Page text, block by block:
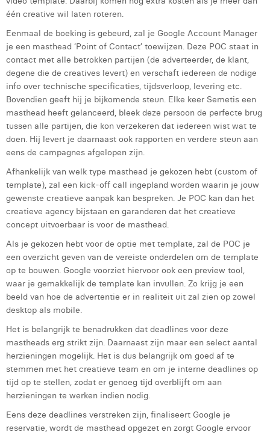
één creative wil laten roteren.
Eenmaal de boeking is gebeurd, zal je Google Account Manager
je een masthead ‘Point of Contact’ toewijzen. Deze POC staat in
contact met alle betrokken partijen (de adverteerder, de klant,
degene die de creatives levert) en verschaft iedereen de nodige
info over technische specificaties, tijdsverloop, levering etc.
Bovendien geeft hij je bijkomende steun. Elke keer Semetis een
masthead heeft gelanceerd, bleek deze persoon de perfecte brug
tussen alle partijen, die kon verzekeren dat iedereen wist wat te
doen. Hij levert je daarnaast ook rapporten en verdere steun aan
eens de campagnes afgelopen zijn.
Afhankelijk van welk type masthead je gekozen hebt (custom of
template), zal een kick-off call ingepland worden waarin je jouw
gewenste creatieve aanpak kan bespreken. Je POC kan dan het
creatieve agency bijstaan en garanderen dat het creatieve
concept uitvoerbaar is voor de masthead.
Als je gekozen hebt voor de optie met template, zal de POC je
een overzicht geven van de vereiste onderdelen om de template
op te bouwen. Google voorziet hiervoor ook een preview tool,
waar je gemakkelijk de template kan invullen. Zo krijg je een
beeld van hoe de advertentie er in realiteit uit zal zien op zowel
desktop als mobile.
Het is belangrijk te benadrukken dat deadlines voor deze
mastheads erg strikt zijn. Daarnaast zijn maar een select aantal
herzieningen mogelijk. Het is dus belangrijk om goed af te
stemmen met het creatieve team en om je interne deadlines op
tijd op te stellen, zodat er genoeg tijd overblijft om aan
herzieningen te werken indien nodig.
Eens deze deadlines verstreken zijn, finaliseert Google je
reservatie, wordt de masthead opgezet en zorgt Google ervoor